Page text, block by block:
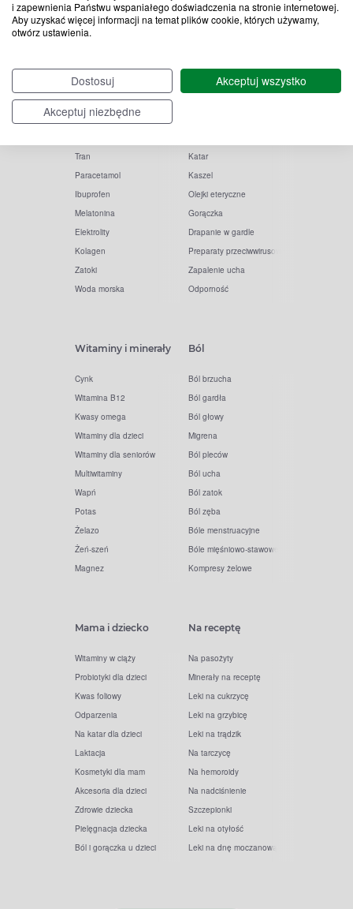
i zapewnienia Państwu wspaniałego doświadczenia na stronie internetowej.
Aby uzyskać więcej informacji na temat plików cookie, których używamy,
otwórz ustawienia.
Dostosuj
Akceptuj wszystko
Akceptuj niezbędne
Popularne zapytania
Witamina D
Witamina C
Tran
Paracetamol
Ibuprofen
Melatonina
Elektrolity
Kolagen
Zatoki
Woda morska
Przeziębienie i grypa
Katar
Kaszel
Olejki eteryczne
Gorączka
Drapanie w gardle
Preparaty przeciwwirusowe
Zapalenie ucha
Odporność
Witaminy i minerały
Cynk
Witamina B12
Kwasy omega
Witaminy dla dzieci
Witaminy dla seniorów
Multiwitaminy
Wapń
Potas
Żelazo
Żeń-szeń
Magnez
Ból
Ból brzucha
Ból gardła
Ból głowy
Migrena
Ból pleców
Ból ucha
Ból zatok
Ból zęba
Bóle menstruacyjne
Bóle mięśniowo-stawowe
Kompresy żelowe
Mama i dziecko
Witaminy w ciąży
Probiotyki dla dzieci
Kwas foliowy
Odparzenia
Na katar dla dzieci
Laktacja
Kosmetyki dla mam
Akcesoria dla dzieci
Zdrowie dziecka
Pielęgnacja dziecka
Ból i gorączka u dzieci
Na receptę
Na pasożyty
Minerały na receptę
Leki na cukrzycę
Leki na grzybicę
Leki na trądzik
Na tarczycę
Na hemoroidy
Na nadciśnienie
Szczepionki
Leki na otyłość
Leki na dnę moczanową